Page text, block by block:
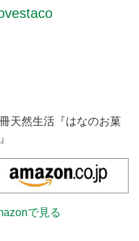
天然生活『はなのお菓
で見る